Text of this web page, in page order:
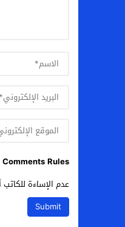
Comments Rules :
عدم الإساءة